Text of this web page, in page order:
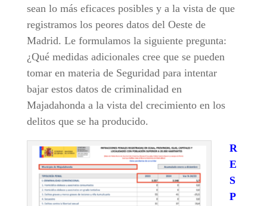
sean lo más eficaces posibles y a la vista de que
registramos los peores datos del Oeste de
Madrid. Le formulamos la siguiente pregunta:
¿Qué medidas adicionales cree que se pueden
tomar en materia de Seguridad para intentar
bajar estos datos de criminalidad en
Majadahonda a la vista del crecimiento en los
delitos que se ha producido.
R
E
S
P